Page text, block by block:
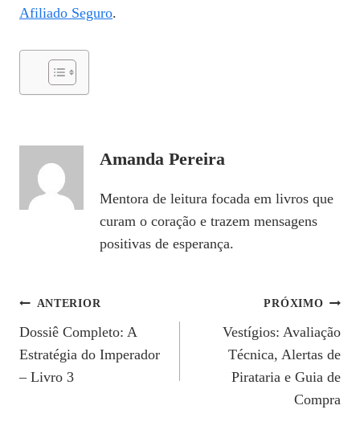
Afiliado Seguro.
Amanda Pereira
Mentora de leitura focada em livros que
curam o coração e trazem mensagens
positivas de esperança.
Navegação
De
Post
ANTERIOR
Dossiê Completo: A
Estratégia do Imperador
– Livro 3
PRÓXIMO
Vestígios: Avaliação
Técnica, Alertas de
Pirataria e Guia de
Compra